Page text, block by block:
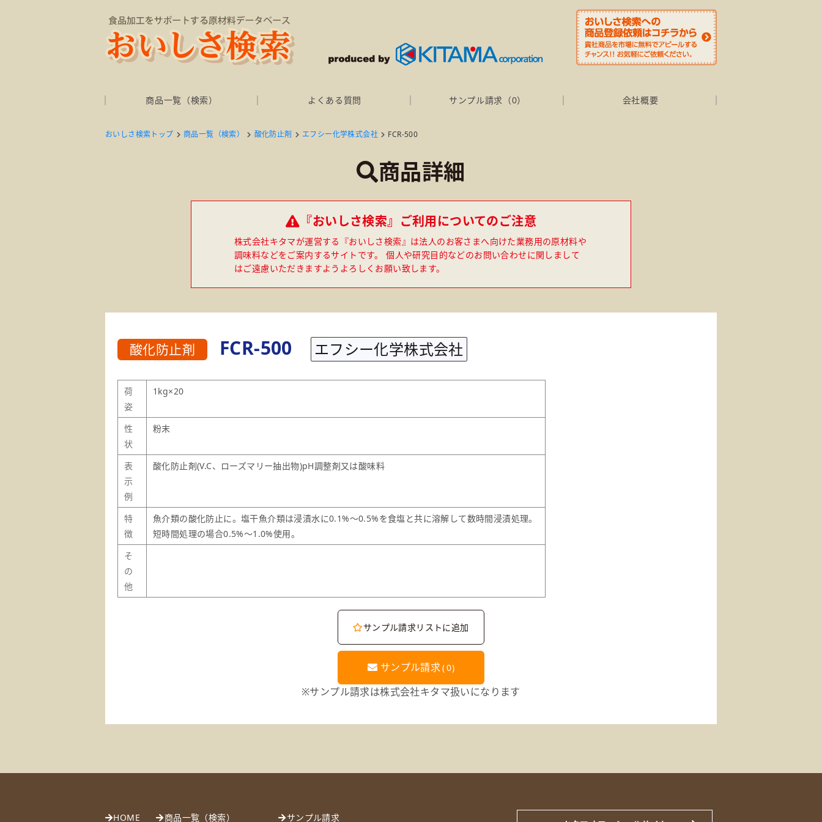
商品一覧（検索） よくある質問 サンプル請求（0） 会社概要
おいしさ検索トップ 商品一覧（検索） 酸化防止剤 エフシー化学株式会社 FCR-500
商品詳細
『おいしさ検索』ご利用についてのご注意
株式会社キタマが運営する『おいしさ検索』は法人のお客さまへ向けた業務用の原材料や
調味料などをご案内するサイトです。 個人や研究目的などのお問い合わせに関しまして
はご遠慮いただきますようよろしくお願い致します。
酸化防止剤 FCR-500 エフシー化学株式会社
荷
姿
1kg×20
性
状
粉末
表
示
例
酸化防止剤(V.C、ローズマリー抽出物)pH調整剤又は酸味料
特
徴
魚介類の酸化防止に。塩干魚介類は浸漬水に0.1%～0.5%を食塩と共に溶解して数時間浸漬処理。
短時間処理の場合0.5%～1.0%使用。
そ
の
他
サンプル請求リストに追加
サンプル請求(0)
※サンプル請求は株式会社キタマ扱いになります
HOME 商品一覧（検索） サンプル請求